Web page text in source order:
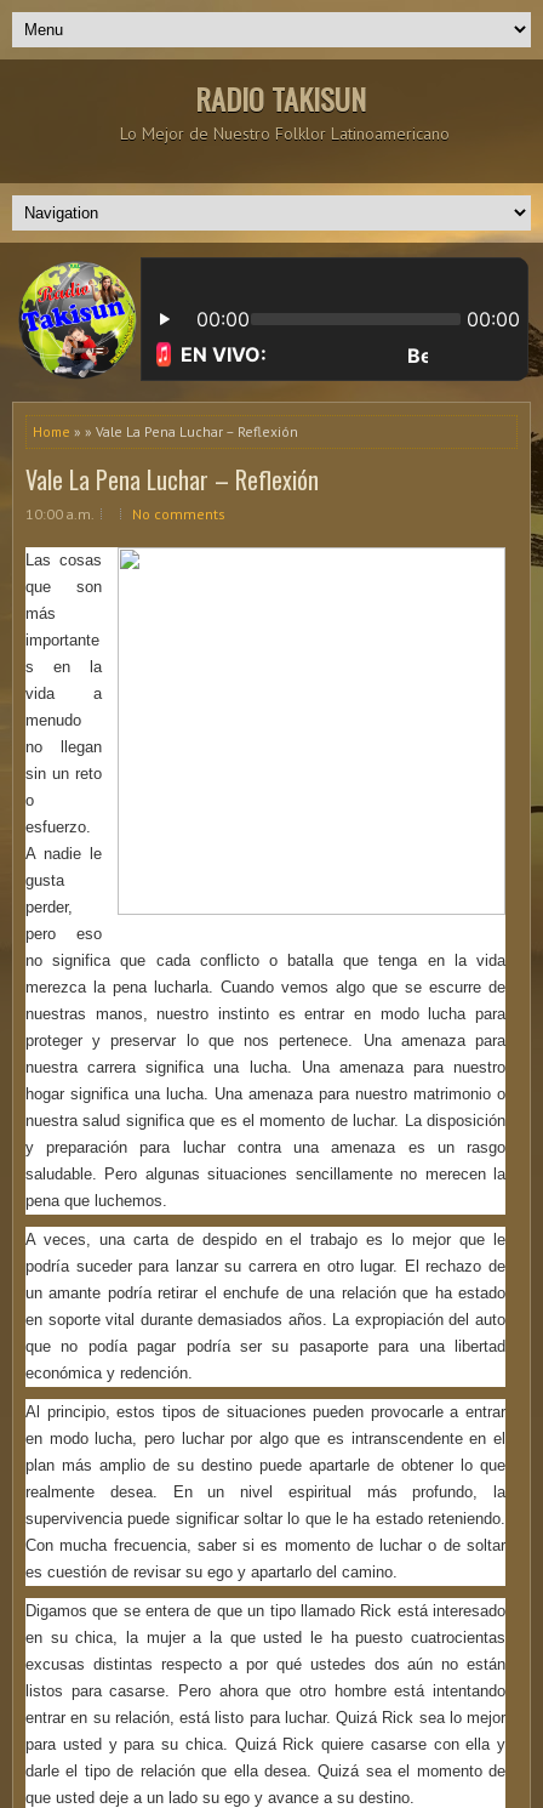
RADIO TAKISUN
Lo Mejor de Nuestro Folklor Latinoamericano
Home » » Vale La Pena Luchar – Reflexión
Vale La Pena Luchar – Reflexión
10:00 a.m. No comments
Las cosas
que son
más
importante
s en la
vida a
menudo
no llegan
sin un reto
o
esfuerzo.
A nadie le
gusta
perder,
pero eso
no significa que cada conflicto o batalla que tenga en la vida
merezca la pena lucharla. Cuando vemos algo que se escurre de
nuestras manos, nuestro instinto es entrar en modo lucha para
proteger y preservar lo que nos pertenece. Una amenaza para
nuestra carrera significa una lucha. Una amenaza para nuestro
hogar significa una lucha. Una amenaza para nuestro matrimonio o
nuestra salud significa que es el momento de luchar. La disposición
y preparación para luchar contra una amenaza es un rasgo
saludable. Pero algunas situaciones sencillamente no merecen la
pena que luchemos.
A veces, una carta de despido en el trabajo es lo mejor que le
podría suceder para lanzar su carrera en otro lugar. El rechazo de
un amante podría retirar el enchufe de una relación que ha estado
en soporte vital durante demasiados años. La expropiación del auto
que no podía pagar podría ser su pasaporte para una libertad
económica y redención.
Al principio, estos tipos de situaciones pueden provocarle a entrar
en modo lucha, pero luchar por algo que es intranscendente en el
plan más amplio de su destino puede apartarle de obtener lo que
realmente desea. En un nivel espiritual más profundo, la
supervivencia puede significar soltar lo que le ha estado reteniendo.
Con mucha frecuencia, saber si es momento de luchar o de soltar
es cuestión de revisar su ego y apartarlo del camino.
Digamos que se entera de que un tipo llamado Rick está interesado
en su chica, la mujer a la que usted le ha puesto cuatrocientas
excusas distintas respecto a por qué ustedes dos aún no están
listos para casarse. Pero ahora que otro hombre está intentando
entrar en su relación, está listo para luchar. Quizá Rick sea lo mejor
para usted y para su chica. Quizá Rick quiere casarse con ella y
darle el tipo de relación que ella desea. Quizá sea el momento de
que usted deje a un lado su ego y avance a su destino.